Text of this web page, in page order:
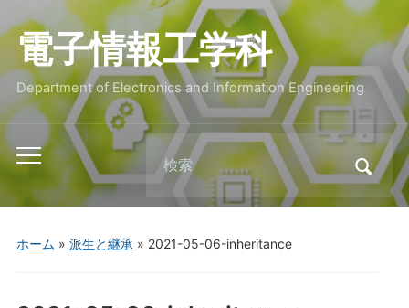
電子情報工学科
Department of Electronics and Information Engineering
Toggle
mobile
menu
Search
for:
ホーム » 派生と継承 » 2021-05-06-inheritance